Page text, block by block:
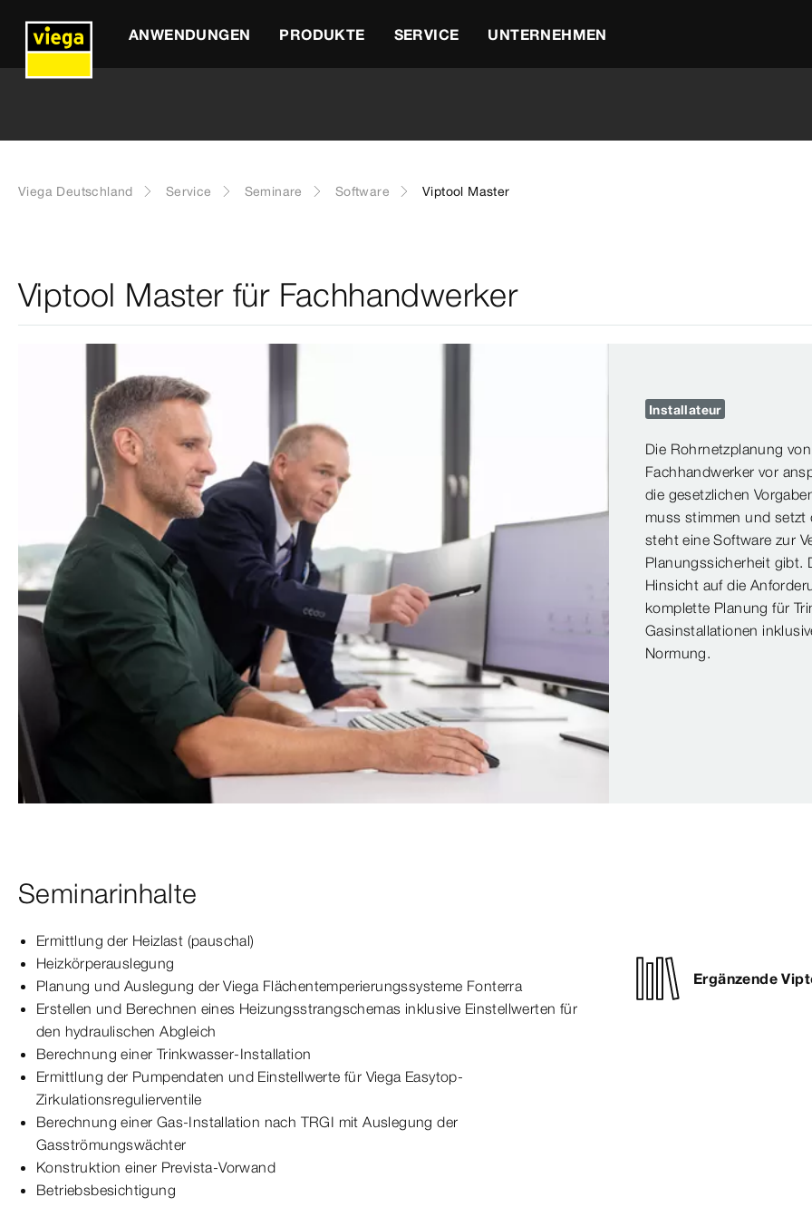
ANWENDUNGEN PRODUKTE SERVICE UNTERNEHMEN
Viega Deutschland Service Seminare Software Viptool Master
Viptool Master für Fachhandwerker
Installateur
Die Rohrnetzplanung
Fachhandwerker vor
die gesetzlichen
muss stimmen und setzt
steht eine Software zur
Planungssicherheit gibt.
Hinsicht auf die
komplette Planung für
Gasinstallationen
Normung.
Seminarinhalte
Ermittlung der Heizlast (pauschal)
Heizkörperauslegung
Planung und Auslegung der Viega Flächentemperierungssysteme Fonterra
Erstellen und Berechnen eines Heizungsstrangschemas inklusive Einstellwerten für
den hydraulischen Abgleich
Berechnung einer Trinkwasser-Installation
Ermittlung der Pumpendaten und Einstellwerte für Viega Easytop-
Zirkulationsregulierventile
Berechnung einer Gas-Installation nach TRGI mit Auslegung der
Gasströmungswächter
Konstruktion einer Prevista-Vorwand
Betriebsbesichtigung
Ergänzende